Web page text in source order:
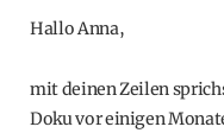
Hallo Anna,
mit deinen Zeilen
Doku vor einigen